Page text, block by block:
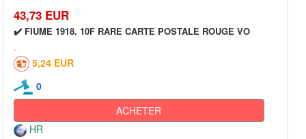
43,73 EUR
✔️ FIUME 1918. 10F RARE CARTE POSTALE ROUGE VO
5,24 EUR
0
ACHETER
HR